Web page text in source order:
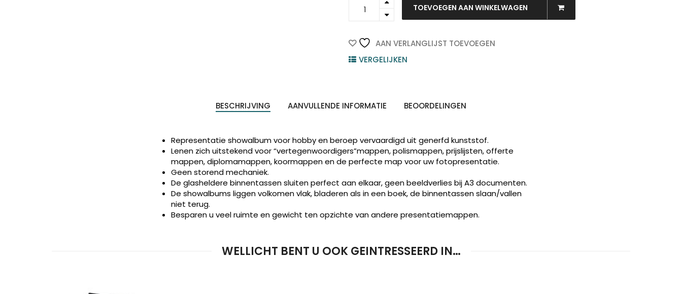
12-
Zwart
TOEVOEGEN AAN WINKELWAGEN
AAN VERLANGLIJST TOEVOEGEN
VERGELIJKEN
BESCHRIJVING AANVULLENDE INFORMATIE BEOORDELINGEN
Representatie showalbum voor hobby en beroep vervaardigd uit generfd kunststof.
Lenen zich uitstekend voor “vertegenwoordigers”mappen, polismappen, prijslijsten, offerte
mappen, diplomamappen, koormappen en de perfecte map voor uw fotopresentatie.
Geen storend mechaniek.
De glasheldere binnentassen sluiten perfect aan elkaar, geen beeldverlies bij A3 documenten.
De showalbums liggen volkomen vlak, bladeren als in een boek, de binnentassen slaan/vallen
niet terug.
Besparen u veel ruimte en gewicht ten opzichte van andere presentatiemappen.
WELLICHT BENT U OOK GEINTRESSEERD IN…
ZOEKEN